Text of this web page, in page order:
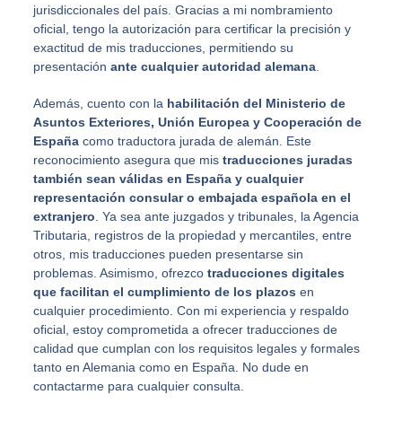
jurisdiccionales del país. Gracias a mi nombramiento
oficial, tengo la autorización para certificar la precisión y
exactitud de mis traducciones, permitiendo su
presentación ante cualquier autoridad alemana.
Además, cuento con la habilitación del Ministerio de
Asuntos Exteriores, Unión Europea y Cooperación de
Españacomo traductora jurada de alemán. Este
reconocimiento asegura que mis traducciones juradas
también sean válidas en España y cualquier
representación consular o embajada española en el
extranjero . Ya sea ante juzgados y tribunales, la Agencia
Tributaria, registros de la propiedad y mercantiles, entre
otros, mis traducciones pueden presentarse sin
problemas. Asimismo, ofrezco traducciones digitales
que facilitan el cumplimiento de los plazos en
cualquier procedimiento. Con mi experiencia y respaldo
oficial, estoy comprometida a ofrecer traducciones de
calidad que cumplan con los requisitos legales y formales
tanto en Alemania como en España. No dude en
contactarme para cualquier consulta.